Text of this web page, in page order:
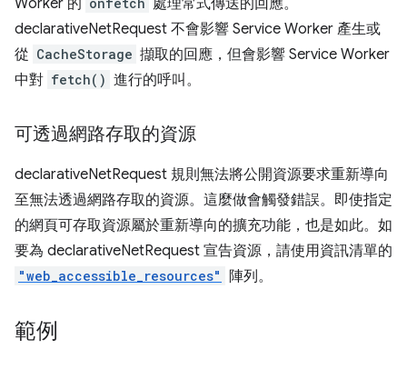
Worker 的
處理常式傳送的回應。
declarativeNetRequest 不會影響 Service Worker 產生或
從 CacheStorage 擷取的回應，但會影響 Service Worker
中對 fetch() 進行的呼叫。
可透過網路存取的資源
declarativeNetRequest 規則無法將公開資源要求重新導向
至無法透過網路存取的資源。這麼做會觸發錯誤。即使指定
的網頁可存取資源屬於重新導向的擴充功能，也是如此。如
要為 declarativeNetRequest 宣告資源，請使用資訊清單的
"web_accessible_resources" 陣列。
範例